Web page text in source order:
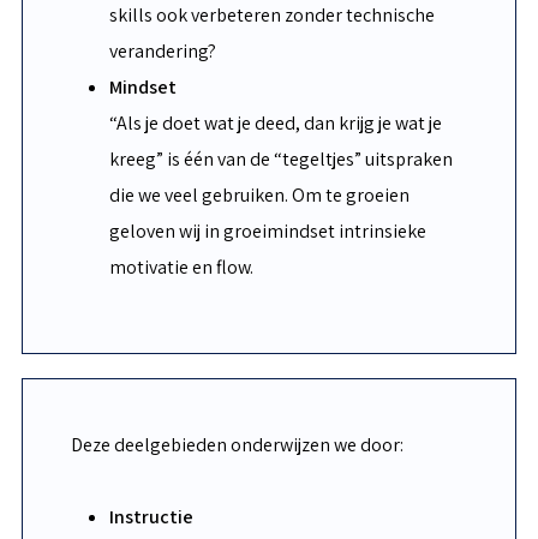
skills ook verbeteren zonder technische
verandering?
Mindset
“Als je doet wat je deed, dan krijg je wat je
kreeg” is één van de “tegeltjes” uitspraken
die we veel gebruiken. Om te groeien
geloven wij in groeimindset intrinsieke
motivatie en flow.
Deze deelgebieden onderwijzen we door:
Instructie